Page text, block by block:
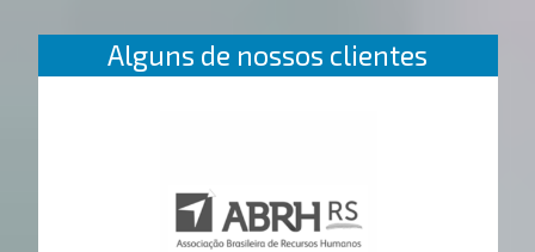
Alguns de nossos clientes